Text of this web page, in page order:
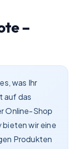
–
was Ihr
auf das
Online-Shop
bieten wir eine
Produkten